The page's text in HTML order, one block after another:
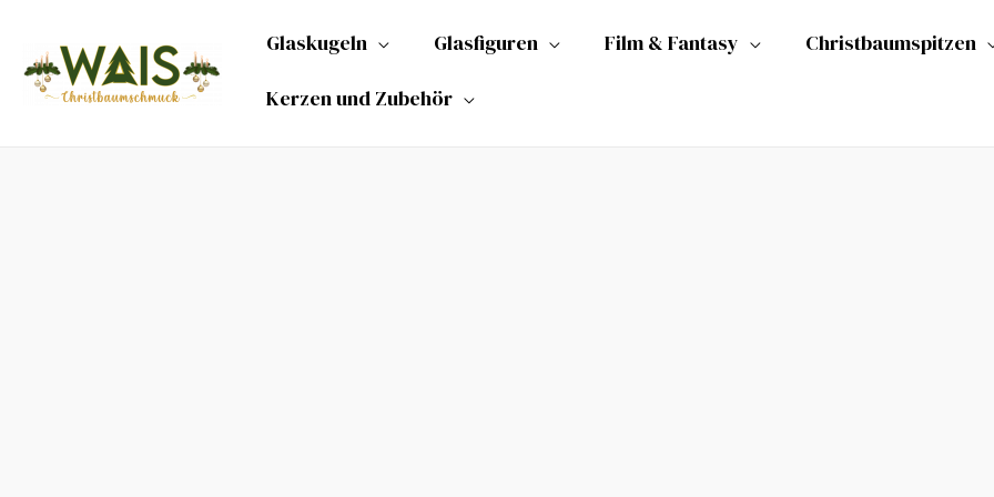
Inhalt
springen
Glaskugeln Glasfiguren Film & Fantasy
Christbaumspitzen
Kerzen und Zubehör